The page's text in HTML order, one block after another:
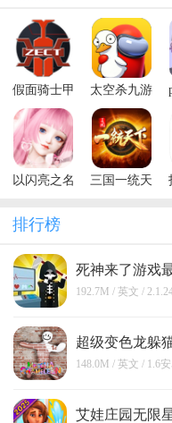
假面骑士甲
斗模拟器最
新版(Zect
Rider Power)
太空杀九游
正版
以闪亮之名
三国一统天
排行榜
死神来了游戏
Incoming)
192.7M / 英文 /
超级变色龙躲
148.0M / 英文 / 1.6
艾娃庄园无限